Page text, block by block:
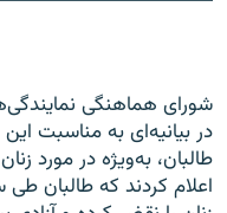
شورای هماهنگی
در بیانیه‌ای به مناسبت
طالبان، به‌ویژه در مورد
اعلام کردند که طالبان